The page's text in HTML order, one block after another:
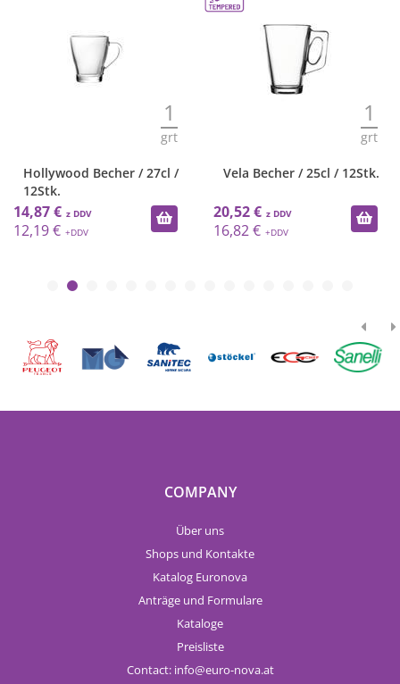
1
grt
Hollywood Becher / 27cl /
12Stk.
14,87 €
12,19 €
1
grt
Vela Becher / 25cl / 12Stk.
20,52 €
16,82 €
COMPANY
Über uns
Shops und Kontakte
Katalog Euronova
Anträge und Formulare
Kataloge
Preisliste
Contact: info euro-nova.at